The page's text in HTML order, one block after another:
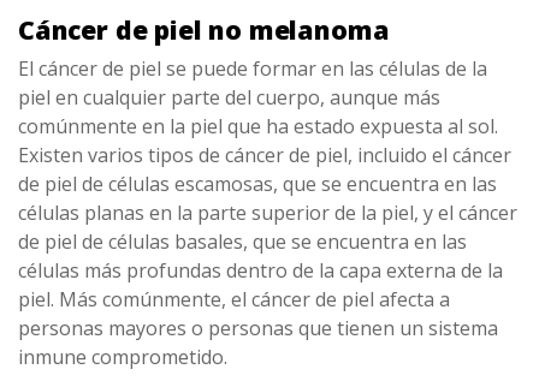
Cáncer de piel no melanoma
El cáncer de piel se puede formar en las células de la
piel en cualquier parte del cuerpo, aunque más
comúnmente en la piel que ha estado expuesta al sol.
Existen varios tipos de cáncer de piel, incluido el cáncer
de piel de células escamosas, que se encuentra en las
células planas en la parte superior de la piel, y el cáncer
de piel de células basales, que se encuentra en las
células más profundas dentro de la capa externa de la
piel. Más comúnmente, el cáncer de piel afecta a
personas mayores o personas que tienen un sistema
inmune comprometido.